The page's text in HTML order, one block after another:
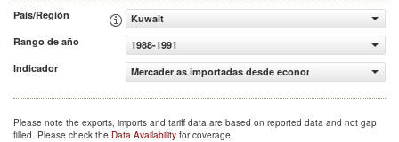
País/Región
Kuwait
Rango de año
1988-1991
Indicador
Mercader as importadas desde econom as en
Please note the exports, imports and tariff data are based on reported data and not gap
filled. Please check the Data Availability for coverage.